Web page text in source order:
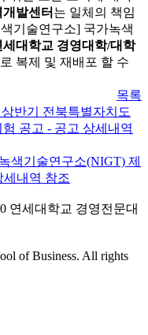
발센터 는 일체의 책임
기술연구소] 국가녹색
세대학교 경영대학/대학
복제 및 재배포 할 수
목록
반기 전북특별자치도
공고 - 공고 상세내역
색기술연구소(NIGT) 제
세내역 참조
연세대학교 경영전문대
of Business. All rights